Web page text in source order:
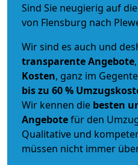
Sind Sie neugierig auf
von Flensburg nach
Wir sind es auch und
transparente Angebote,
Kosten, ganz im
bis zu 60 %
Wir kennen die besten
Angebotefür den
Qualitative und
müssen nicht immer